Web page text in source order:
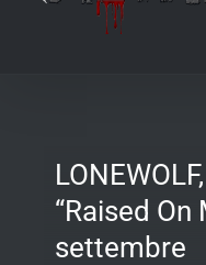
“Raised On
settembre